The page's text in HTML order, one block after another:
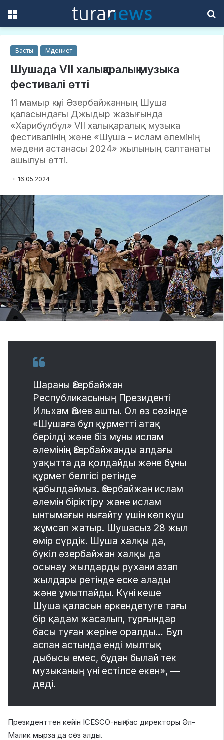
Басты Мәдениет
Шушада VII халықаралық музыка
фестивалі өтті
11 мамыр күні Әзербайжанның Шуша
қаласындағы Джыдыр жазығында
«Харибұлбұл» VII халықаралық музыка
фестивалінің және «Шуша – ислам әлемінің
мәдени астанасы 2024» жылының салтанаты
ашылуы өтті.
16.05.2024
Шараны Әзербайжан
Республикасының Президенті
Ильхам Әлиев ашты. Ол өз сөзінде
«Шушаға бұл құрметті атақ
берілді және біз мұны ислам
әлемінің Әзербайжанды алдағы
уақытта да қолдайды және бұны
құрмет белгісі ретінде
қабылдаймыз. Әзербайжан ислам
әлемін біріктіру және ислам
ынтымағын нығайту үшін көп күш
жұмсап жатыр. Шушасыз 28 жыл
өмір сүрдік. Шуша халқы да,
бүкіл әзербайжан халқы да
осынау жылдарды рухани азап
жылдары ретінде еске алады
және ұмытпайды. Күні кеше
Шуша қаласын өркендетуге тағы
бір қадам жасалып, тұрғындар
басы туған жеріне оралды… Бұл
аспан астында енді мылтық
дыбысы емес, бұдан былай тек
музыканың үні естілсе екен», —
деді.
Президенттен кейін ICESCO-ның бас директоры Әл-
Малик мырза да сөз алды.